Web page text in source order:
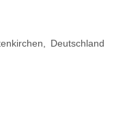
Deutschland